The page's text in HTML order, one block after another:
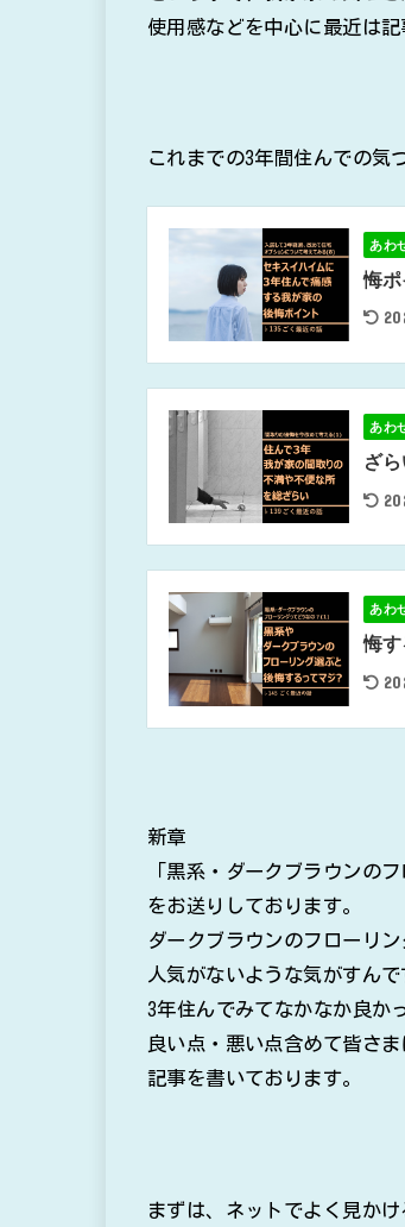
使用感などを中心に最近は記
これまでの3年間住んでの気
あわ
悔ポ
あわ
ざ
あわ
悔す
新章
「黒系・ダークブラウンの
をお送りしております。
ダークブラウンのフローリン
人気がないような気がすんで
3年住んでみてなかなか良か
良い点・悪い点含めて皆さ
記事を書いております。
まずは、ネットでよく見かけ